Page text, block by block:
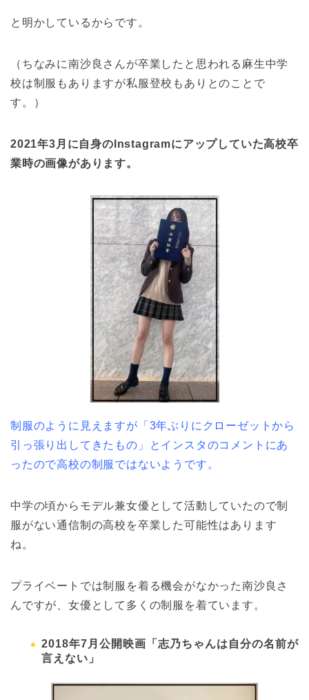
と明かしているからです。
（ちなみに南沙良さんが卒業したと思われる麻生中学
校は制服もありますが私服登校もありとのことで
す。）
2021年3月に自身のInstagramにアップしていた高校卒
業時の画像があります。
制服のように見えますが「3年ぶりにクローゼットから
引っ張り出してきたもの」とインスタのコメントにあ
ったので高校の制服ではないようです。
中学の頃からモデル兼女優として活動していたので制
服がない通信制の高校を卒業した可能性はあります
ね。
プライベートでは制服を着る機会がなかった南沙良さ
んですが、女優として多くの制服を着ています。
2018年7月公開映画「志乃ちゃんは自分の名前が
言えない」